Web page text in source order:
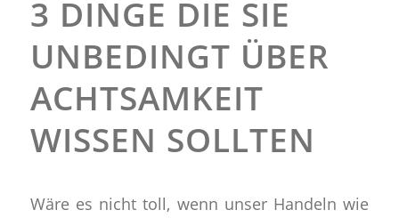
3 DINGE DIE SIE
UNBEDINGT ÜBER
ACHTSAMKEIT
WISSEN SOLLTEN
Wäre es nicht toll, wenn unser Handeln wie